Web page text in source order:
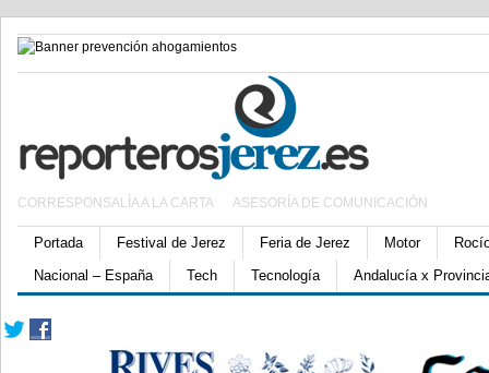
CORRESPONSALÍA A LA CARTA ASESORÍA DE COMUNICACIÓN
Portada Festival de Jerez Feria de Jerez Motor
Nacional – España
Tech Tecnología Andalucía x